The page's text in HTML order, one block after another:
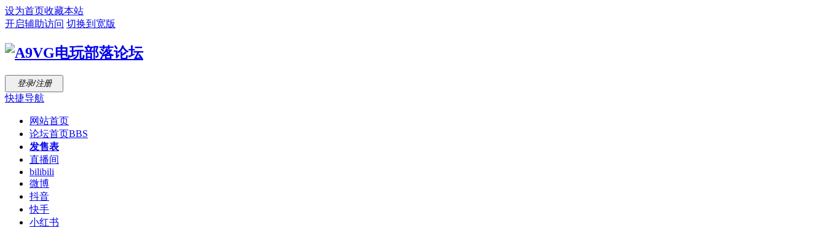
设为首页收藏本站
开启辅助访问 切换到宽版
登录/注册
快捷导航
网站首页
论坛首页BBS
发售表
直播间
bilibili
微博
抖音
快手
小红书